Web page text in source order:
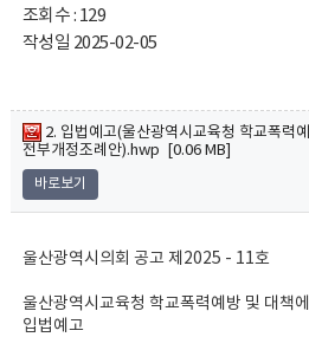
조회수 : 129
작성일 2025-02-05
2. 입법예고(울산광역시교육청 학교폭력
전부개정조례안).hwp [0.06 MB]
바로보기
울산광역시의회 공고 제2025 - 11호
울산광역시교육청 학교폭력예방 및 대책
입법예고